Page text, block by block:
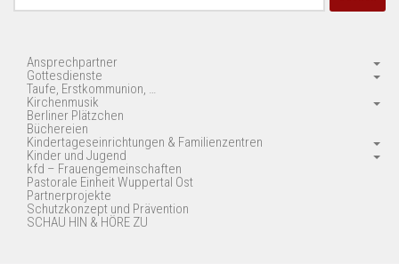
nach:
Ansprechpartner
Gottesdienste
Taufe, Erstkommunion, …
Kirchenmusik
Berliner Plätzchen
Büchereien
Kindertageseinrichtungen & Familienzentren
Kinder und Jugend
kfd – Frauengemeinschaften
Pastorale Einheit Wuppertal Ost
Partnerprojekte
Schutzkonzept und Prävention
SCHAU HIN & HÖRE ZU